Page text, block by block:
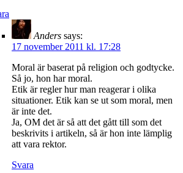
Anders says:
17 november 2011 kl. 17:28
Moral är baserat på religion och godtycke.
Så jo, hon har moral.
Etik är regler hur man reagerar i olika
situationer. Etik kan se ut som moral, men
är inte det.
Ja, OM det är så att det gått till som det
beskrivits i artikeln, så är hon inte lämplig
att vara rektor.
Svara